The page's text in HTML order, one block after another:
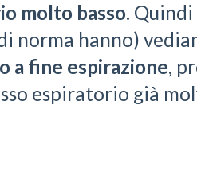
molto basso. Quindi
norma hanno)
a fine espirazione,
espiratorio già